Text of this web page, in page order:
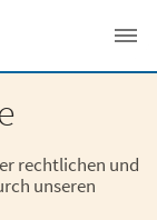
rechtlichen und
unseren